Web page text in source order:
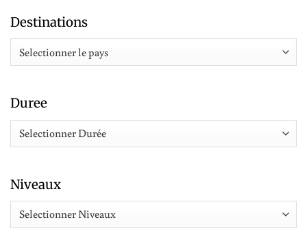
Destinations
Duree
Niveaux